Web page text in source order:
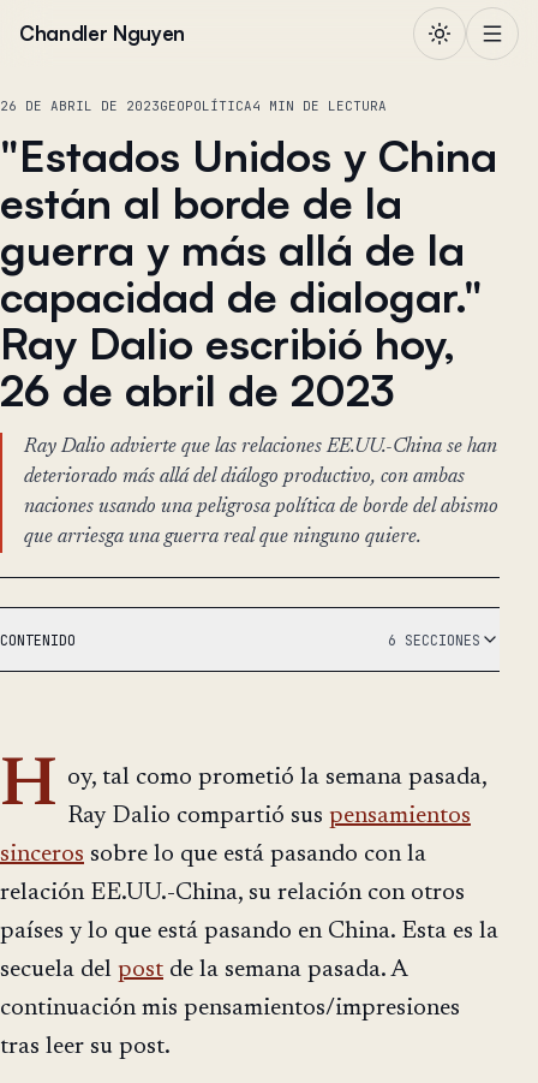
Chandler Nguyen
26 DE ABRIL DE 2023GEOPOLÍTICA4 MIN DE LECTURA
"Estados Unidos y China
están al borde de la
guerra y más allá de la
capacidad de dialogar."
Ray Dalio escribió hoy,
26 de abril de 2023
Ray Dalio advierte que las relaciones EE.UU.-China se han
deteriorado más allá del diálogo productivo, con ambas
naciones usando una peligrosa política de borde del abismo
que arriesga una guerra real que ninguno quiere.
CONTENIDO 6 SECCIONES
H oy, tal como prometió la semana pasada,
Ray Dalio compartió sus pensamientos
sinceros sobre lo que está pasando con la
relación EE.UU.-China, su relación con otros
países y lo que está pasando en China. Esta es la
secuela del post de la semana pasada. A
continuación mis pensamientos/impresiones
tras leer su post.